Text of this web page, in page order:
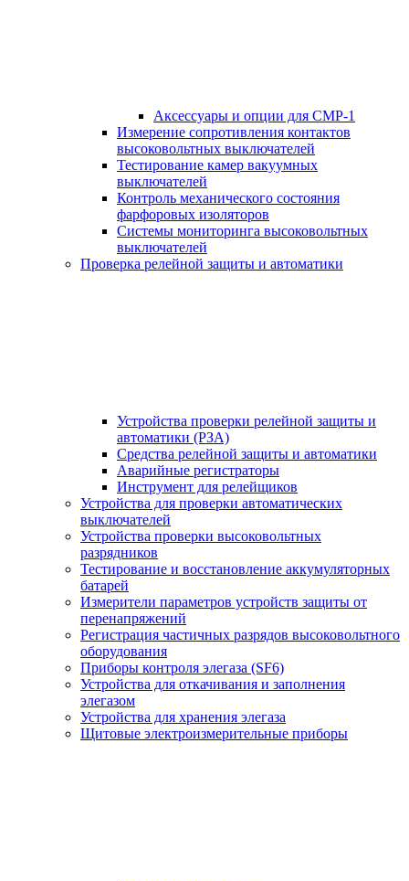
Аксессуары и опции для СМР-1
Измерение сопротивления контактов
высоковольтных выключателей
Тестирование камер вакуумных
выключателей
Контроль механического состояния
фарфоровых изоляторов
Системы мониторинга высоковольтных
выключателей
Проверка релейной защиты и автоматики
Устройства проверки релейной защиты и
автоматики (РЗА)
Средства релейной защиты и автоматики
Аварийные регистраторы
Инструмент для релейщиков
Устройства для проверки автоматических
выключателей
Устройства проверки высоковольтных
разрядников
Тестирование и восстановление аккумуляторных
батарей
Измерители параметров устройств защиты от
перенапряжений
Регистрация частичных разрядов высоковольтного
оборудования
Приборы контроля элегаза (SF6)
Устройства для откачивания и заполнения
элегазом
Устройства для хранения элегаза
Щитовые электроизмерительные приборы